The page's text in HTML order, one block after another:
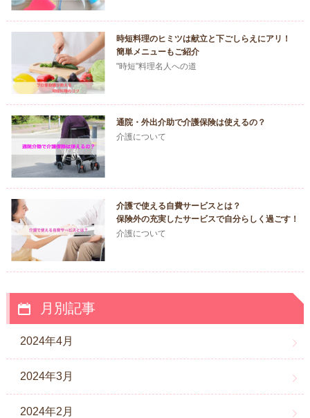
時短料理のヒミツは献立と下ごしらえにアリ！
簡単メニューもご紹介
"時短"料理名人への道
通院・外出介助で介護保険は使えるの？
介護について
介護で使える自費サービスとは？
保険外の充実したサービスで自分らしく過ごす！
介護について
月別記事
2024年4月
2024年3月
2024年2月